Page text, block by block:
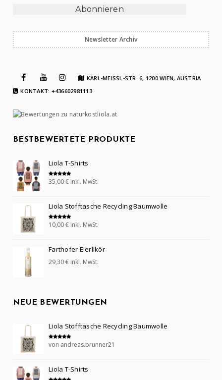
Newsletter Archiv
KARL-MEISSL-STR. 6, 1200 WIEN, AUSTRIA
KONTAKT: +436602981113
BESTBEWERTETE PRODUKTE
Liola T-Shirts
Bewertet mit
5.00
35,00€ inkl. MwSt.
Liola Stofftasche Recycling Baumwolle
Bewertet mit
5.00
10,00€ inkl. MwSt.
Farthofer Eierlikör
29,30€ inkl. MwSt.
NEUE BEWERTUNGEN
Liola Stofftasche Recycling Baumwolle
Bewertet mit
von andreas.brunner21
Liola T-Shirts